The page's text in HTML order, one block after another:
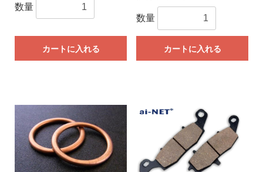
数量
カートに入れる
数量
カートに入れる